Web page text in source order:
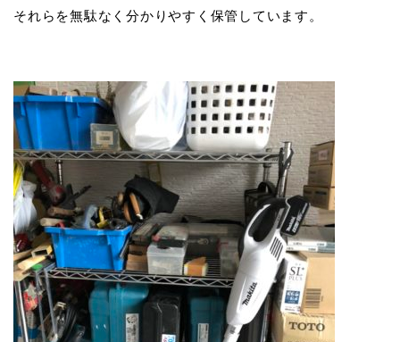
それらを無駄なく分かりやすく保管しています。